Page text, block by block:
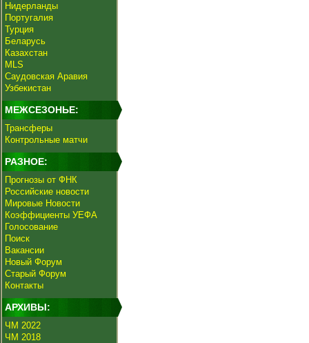
Нидерланды
Португалия
Турция
Беларусь
Казахстан
MLS
Саудовская Аравия
Узбекистан
МЕЖСЕЗОНЬЕ:
Трансферы
Контрольные матчи
РАЗНОЕ:
Прогнозы от ФНК
Российские новости
Мировые Новости
Коэффициенты УЕФА
Голосование
Поиск
Вакансии
Новый Форум
Старый Форум
Контакты
АРХИВЫ:
ЧМ 2022
ЧМ 2018